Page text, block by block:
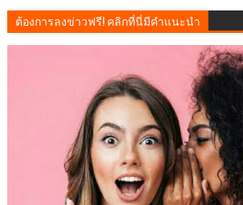
ต้องการลงข่าวฟรี! คลิกที่นี่มีคำแนะนำ